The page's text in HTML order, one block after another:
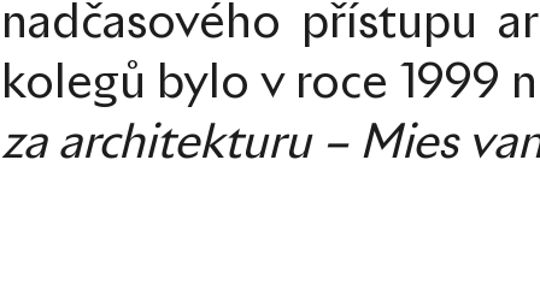
nadčasového přístupu
kolegů bylo v roce 1999
za architekturu – Mies